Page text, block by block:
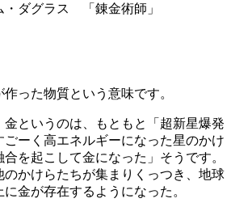
・ダグラス 「錬金術師」
った物質という意味です。
金というのは、もともと「超新星爆発
ーく高エネルギーになった星のかけ
を起こして金になった」そうです。
のかけらたちが集まりくっつき、地球
金が存在するようになった。